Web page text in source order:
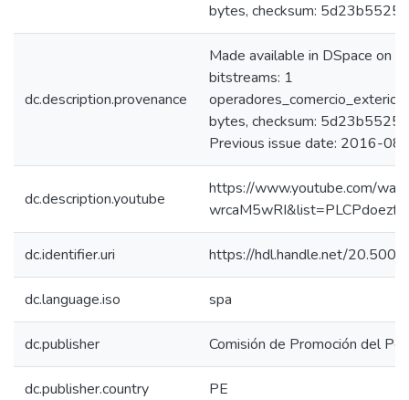
bytes, checksum:
dc.description.provenance
Made available in DSpace on
bitstreams: 1
bytes, checksum:
Previous issue date: 2016-
dc.description.youtube
https://www.youtube.com/
dc.identifier.uri https://hdl.handle.net/
dc.language.iso spa
dc.publisher Comisión de Promoción del
dc.publisher.country PE